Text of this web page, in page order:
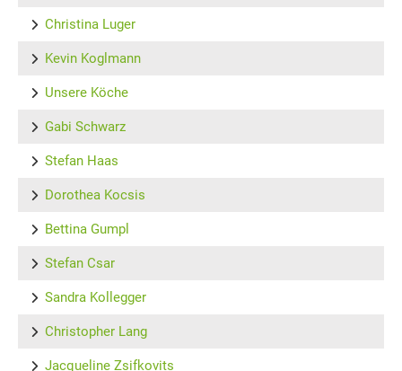
Christina Luger
Kevin Koglmann
Unsere Köche
Gabi Schwarz
Stefan Haas
Dorothea Kocsis
Bettina Gumpl
Stefan Csar
Sandra Kollegger
Christopher Lang
Jacqueline Zsifkovits